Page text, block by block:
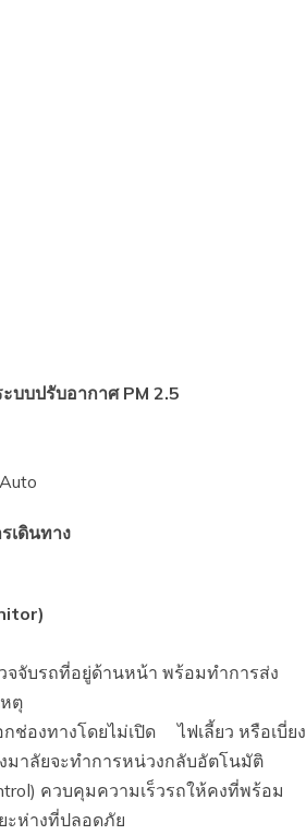
บบปรับอากาศ PM 2.5
เดินทาง
จจับรถที่อยู่ด้านหน้า พร้อมทำการส่ง
ตุ
ช่องทางโดยไม่เปิด ไฟเลี้ยว หรือเบี่ยง
มาลัยจะทำการหน่วงกลับอัตโนมัติ
ควบคุมความเร็วรถให้คงที่พร้อม
ะห่างที่ปลอดภัย